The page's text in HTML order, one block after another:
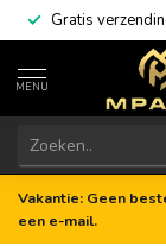
Gratis
MENU
Vakantie: Geen
een e-mail.